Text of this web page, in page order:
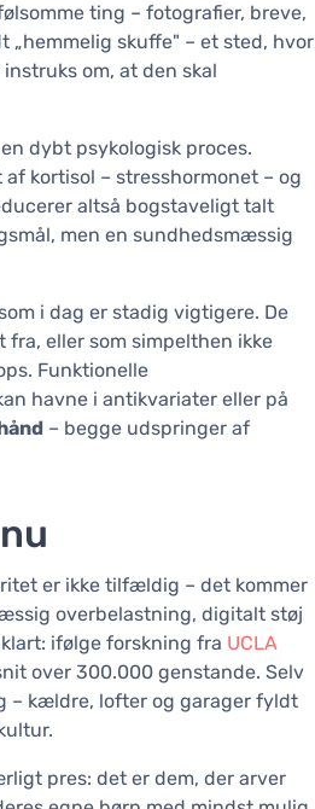
ting – fotografier, breve,
„hemmelig skuffe" – et sted, hvor
om, at den skal
dybt psykologisk proces.
kortisol – stresshormonet – og
altså bogstaveligt talt
men en sundhedsmæssig
i dag er stadig vigtigere. De
fra, eller som simpelthen ikke
Funktionelle
havne i antikvariater eller på
– begge udspringer af
er ikke tilfældig – det kommer
overbelastning, digitalt støj
ifølge forskning fra UCLA
over 300.000 genstande. Selv
– kældre, lofter og garager fyldt
pres: det er dem, der arver